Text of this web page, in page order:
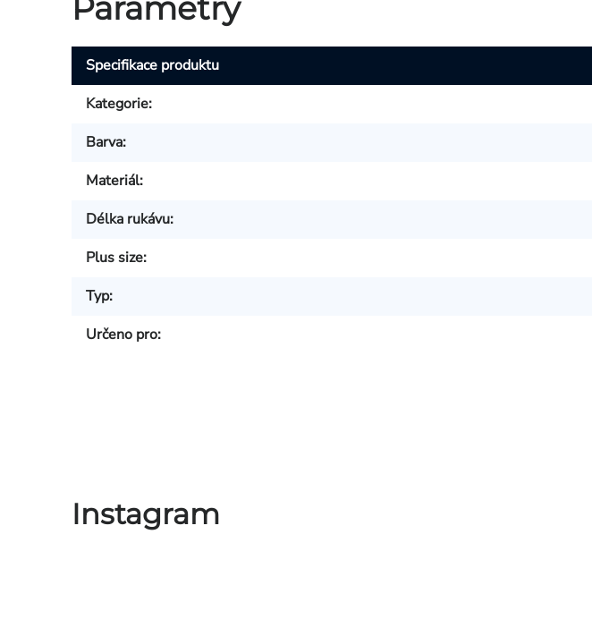
Specifikace produktu
Kategorie:
Barva:
Materiál:
Délka rukávu:
Plus size:
Typ:
Určeno pro:
Instagram